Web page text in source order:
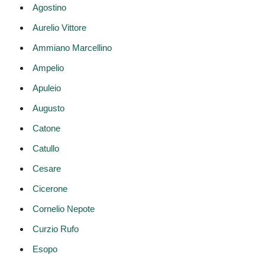
Agostino
Aurelio Vittore
Ammiano Marcellino
Ampelio
Apuleio
Augusto
Catone
Catullo
Cesare
Cicerone
Cornelio Nepote
Curzio Rufo
Esopo